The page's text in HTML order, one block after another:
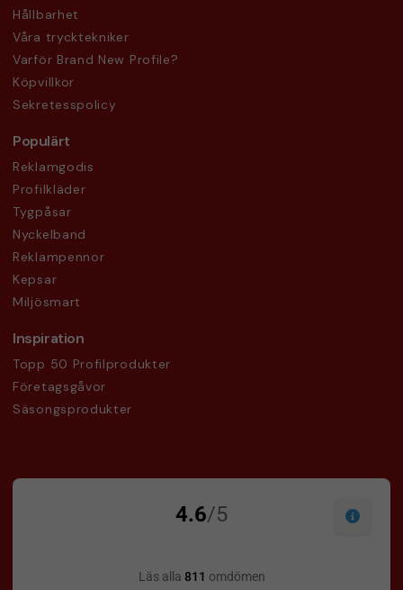
Hållbarhet
Våra trycktekniker
Varför Brand New Profile?
Köpvillkor
Sekretesspolicy
Populärt
Reklamgodis
Profilkläder
Tygpåsar
Nyckelband
Reklampennor
Kepsar
Miljösmart
Inspiration
Topp 50 Profilprodukter
Företagsgåvor
Säsongsprodukter